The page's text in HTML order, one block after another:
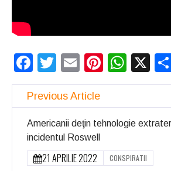
Facebook
Twitter
Email X
Previous Article
Americanii deţin tehnologie
incidentul Roswell
21 APRILIE 2022 CONSPIRATII